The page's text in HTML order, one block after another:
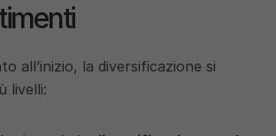
all’inizio, la diversificazione si
livelli: